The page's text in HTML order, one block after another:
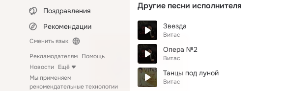
Поздравления
Рекомендации
Сменить язык
Рекламодателям Помощь
Новости Ещё
Мы применяем
рекомендательные технологии
Другие песни исполнителя
Звезда
Витас
Опера №2
Витас
Танцы под луной
Витас